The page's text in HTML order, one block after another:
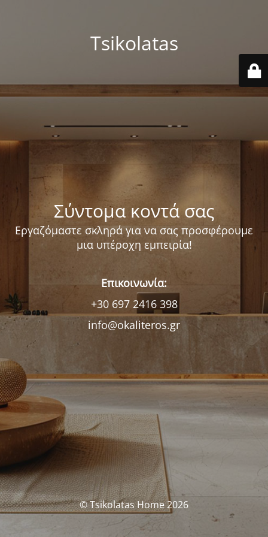
Tsikolatas
Σύντομα κοντά σας
Εργαζόμαστε σκληρά για να σας προσφέρουμε
μια υπέροχη εμπειρία!
Επικοινωνία:
+30 697 2416 398
info@okaliteros.gr
© Tsikolatas Home 2026